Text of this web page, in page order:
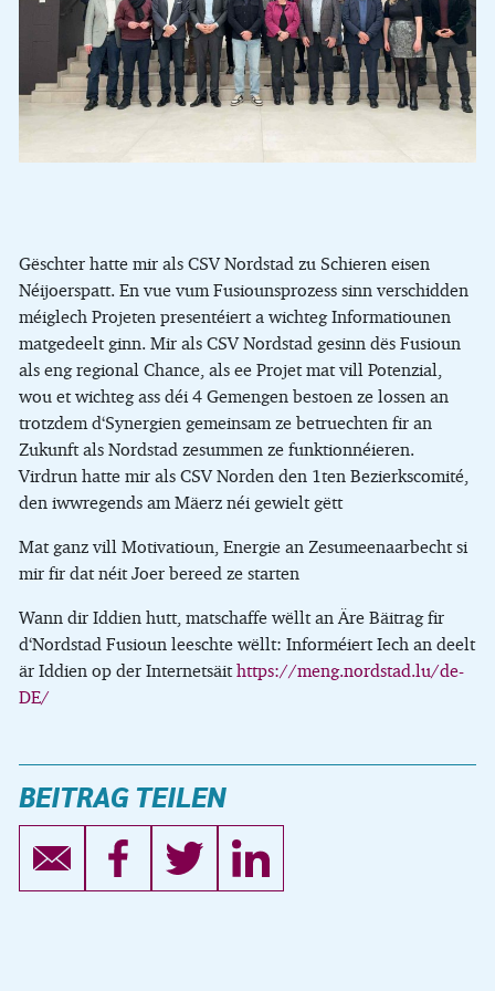
Gëschter hatte mir als CSV Nordstad zu Schieren eisen
Néijoerspatt. En vue vum Fusiounsprozess sinn verschidden
méiglech Projeten presentéiert a wichteg Informatiounen
matgedeelt ginn. Mir als CSV Nordstad gesinn dës Fusioun
als eng regional Chance, als ee Projet mat vill Potenzial,
wou et wichteg ass déi 4 Gemengen bestoen ze lossen an
trotzdem d‘Synergien gemeinsam ze betruechten fir an
Zukunft als Nordstad zesummen ze funktionnéieren.
Virdrun hatte mir als CSV Norden den 1ten Bezierkscomité,
den iwwregends am Mäerz néi gewielt gëtt
Mat ganz vill Motivatioun, Energie an Zesumeenaarbecht si
mir fir dat néit Joer bereed ze starten
Wann dir Iddien hutt, matschaffe wëllt an Äre Bäitrag fir
d‘Nordstad Fusioun leeschte wëllt: Informéiert Iech an deelt
är Iddien op der Internetsäithttps://meng.nordstad.lu/de-
DE/
BEITRAG TEILEN